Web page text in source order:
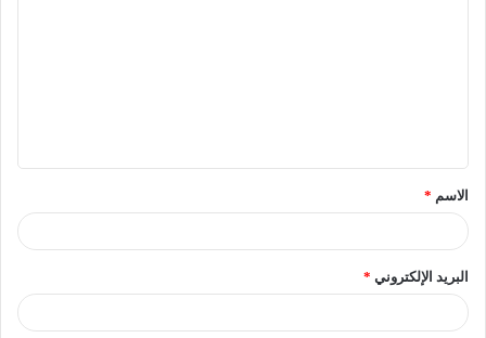
الاسم *
البريد الإلكتروني *